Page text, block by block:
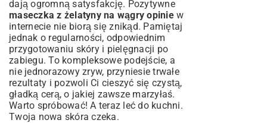
dają ogromną satysfakcję. Pozytywne
maseczka z żelatyny na wągry opiniew
internecie nie biorą się znikąd. Pamiętaj
jednak o regularności, odpowiednim
przygotowaniu skóry i pielęgnacji po
zabiegu. To kompleksowe podejście, a
nie jednorazowy zryw, przyniesie trwałe
rezultaty i pozwoli Ci cieszyć się czystą,
gładką cerą, o jakiej zawsze marzyłaś.
Warto spróbować! A teraz leć do kuchni.
Twoja nowa skóra czeka.